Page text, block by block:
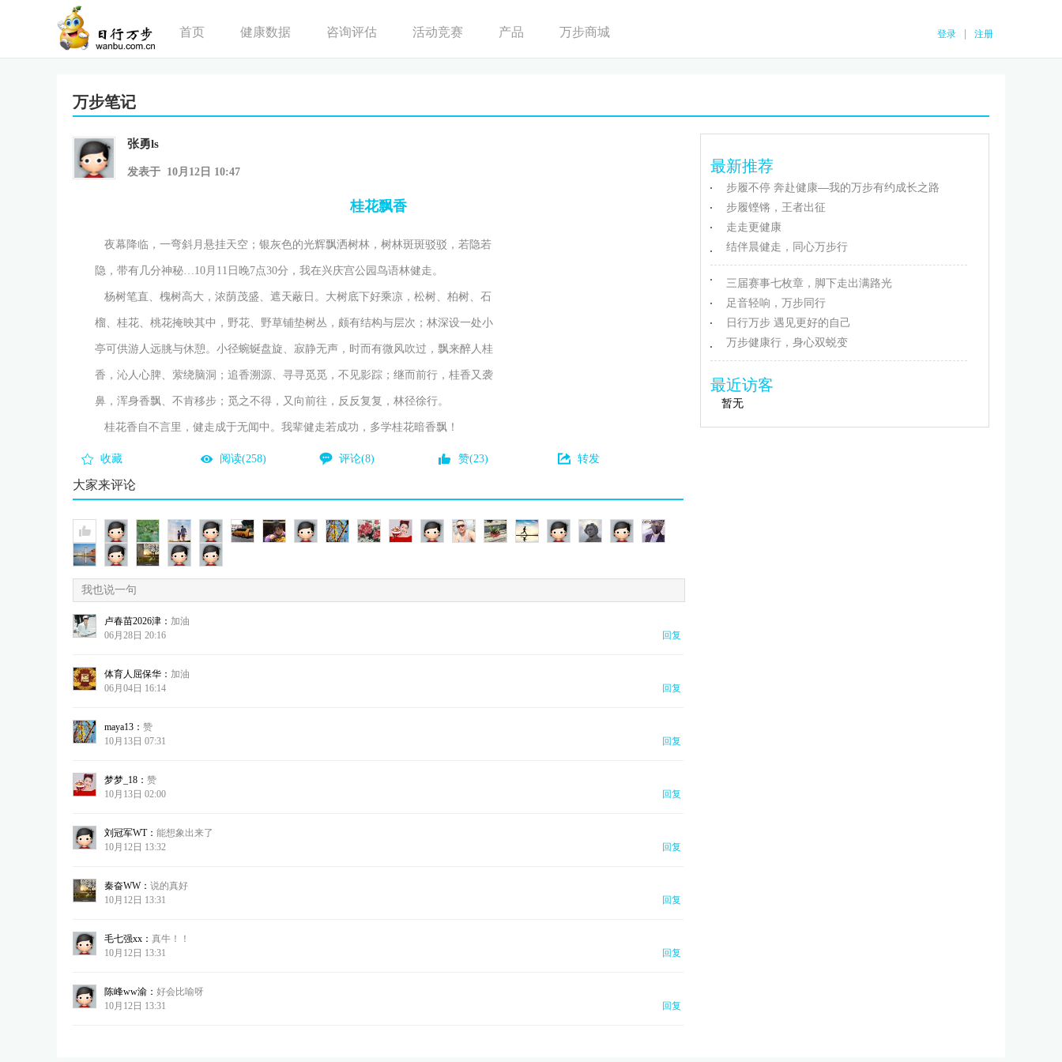
登录 注册
首页 健康数据 咨询评估 活动竞赛 产品 万步商城
万步笔记
张勇ls
发表于 10月12日 10:47
桂花飘香
夜幕降临，一弯斜月悬挂天空；银灰色的光辉飘洒树林，树林斑斑驳驳，若隐若
隐，带有几分神秘…10月11日晚7点30分，我在兴庆宫公园鸟语林健走。
杨树笔直、槐树高大，浓荫茂盛、遮天蔽日。大树底下好乘凉，松树、柏树、石
榴、桂花、桃花掩映其中，野花、野草铺垫树丛，颇有结构与层次；林深设一处小
亭可供游人远朓与休憩。小径蜿蜒盘旋、寂静无声，时而有微风吹过，飘来醉人桂
香，沁人心脾、萦绕脑洞；追香溯源、寻寻觅觅，不见影踪；继而前行，桂香又袭
鼻，浑身香飘、不肯移步；觅之不得，又向前往，反反复复，林径徐行。
桂花香自不言里，健走成于无闻中。我辈健走若成功，多学桂花暗香飘！
收藏 阅读(258) 评论(8) 赞(23) 转发
大家来评论
我也说一句
卢春苗2026津： 加油
06月28日 20:16
回复
体育人屈保华： 加油
06月04日 16:14
回复
maya13： 赞
10月13日 07:31
回复
梦梦_18： 赞
10月13日 02:00
回复
刘冠军WT： 能想象出来了
10月12日 13:32
回复
秦奋WW： 说的真好
10月12日 13:31
回复
毛七强xx： 真牛！！
10月12日 13:31
回复
陈峰ww渝： 好会比喻呀
10月12日 13:31
回复
最新推荐
步履不停 奔赴健康—我的万步有约成长之路
步履铿锵，王者出征
走走更健康
结伴晨健走，同心万步行
三届赛事七枚章，脚下走出满路光
足音轻响，万步同行
日行万步 遇见更好的自己
万步健康行，身心双蜕变
最近访客
暂无